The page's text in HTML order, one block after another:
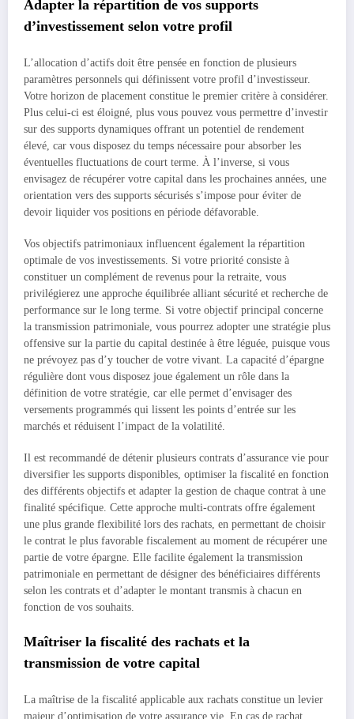
Adapter la répartition de vos supports
d’investissement selon votre profil
L’allocation d’actifs doit être pensée en fonction de plusieurs
paramètres personnels qui définissent votre profil d’investisseur.
Votre horizon de placement constitue le premier critère à considérer.
Plus celui-ci est éloigné, plus vous pouvez vous permettre d’investir
sur des supports dynamiques offrant un potentiel de rendement
élevé, car vous disposez du temps nécessaire pour absorber les
éventuelles fluctuations de court terme. À l’inverse, si vous
envisagez de récupérer votre capital dans les prochaines années, une
orientation vers des supports sécurisés s’impose pour éviter de
devoir liquider vos positions en période défavorable.
Vos objectifs patrimoniaux influencent également la répartition
optimale de vos investissements. Si votre priorité consiste à
constituer un complément de revenus pour la retraite, vous
privilégierez une approche équilibrée alliant sécurité et recherche de
performance sur le long terme. Si votre objectif principal concerne
la transmission patrimoniale, vous pourrez adopter une stratégie plus
offensive sur la partie du capital destinée à être léguée, puisque vous
ne prévoyez pas d’y toucher de votre vivant. La capacité d’épargne
régulière dont vous disposez joue également un rôle dans la
définition de votre stratégie, car elle permet d’envisager des
versements programmés qui lissent les points d’entrée sur les
marchés et réduisent l’impact de la volatilité.
Il est recommandé de détenir plusieurs contrats d’assurance vie pour
diversifier les supports disponibles, optimiser la fiscalité en fonction
des différents objectifs et adapter la gestion de chaque contrat à une
finalité spécifique. Cette approche multi-contrats offre également
une plus grande flexibilité lors des rachats, en permettant de choisir
le contrat le plus favorable fiscalement au moment de récupérer une
partie de votre épargne. Elle facilite également la transmission
patrimoniale en permettant de désigner des bénéficiaires différents
selon les contrats et d’adapter le montant transmis à chacun en
fonction de vos souhaits.
Maîtriser la fiscalité des rachats et la
transmission de votre capital
La maîtrise de la fiscalité applicable aux rachats constitue un levier
majeur d’optimisation de votre assurance vie. En cas de rachat